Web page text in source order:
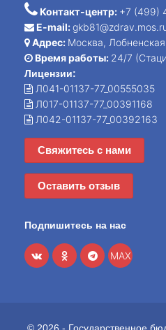
Контакт-центр: +7 (499)
E-mail:
Адрес: Москва, Лобненская
Время работы: 24/7
Лицензии:
Л041-01137-77_00555035
Л017-01137-77_00391168
Л042-01137-77_00392163
Свяжитесь с нами
Оставить отзыв
Подпишитесь на нас
MAX